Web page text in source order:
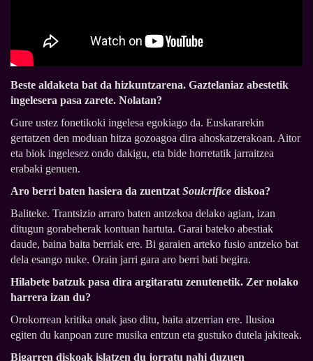
Beste aldaketa bat da hizkuntzarena. Gaztelaniaz abestetik
ingelesera pasa zarete. Nolatan?
Gure ustez fonetikoki ingelesa egokiago da. Euskararekin
gertatzen den moduan hitza gozoagoa dira ahoskatzerakoan. Aitor
eta biok ingelesez ondo dakigu, eta bide horretatik jarraitzea
erabaki genuen.
Aro berri baten hasiera da zuentzat Soulcrifice diskoa?
Baliteke. Trantsizio arraro baten antzekoa delako agian, izan
ditugun gorabeherak kontuan hartuta. Garai bateko abestiak
daude, baina baita berriak ere. Bi garaien arteko fusio antzeko bat
dela esango nuke. Orain jarri gara aro berri bati begira.
Hilabete batzuk pasa dira argitaratu zenutenetik. Zer nolako
harrera izan du?
Orokorrean kritika onak jaso ditu, baita atzerrian ere. Ilusioa
egiten du kanpoan zure musika entzun eta gustuko dutela jakiteak.
Bigarren diskoak islatzen du jorratu nahi duzuen